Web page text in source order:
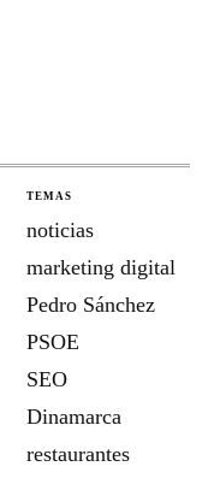
TEMAS
noticias
marketing digital
Pedro Sánchez
PSOE
SEO
Dinamarca
restaurantes